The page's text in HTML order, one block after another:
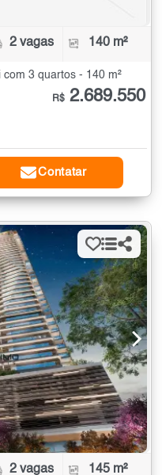
2 vagas 140 m²
3 quartos - 140 m²
R$ 2.689.550
Contatar
2 vagas 145 m²